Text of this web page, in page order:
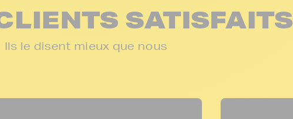
SATISFAITS
Ils le disent mieux que nous